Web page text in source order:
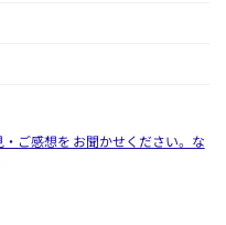
ご感想を お聞かせください。な